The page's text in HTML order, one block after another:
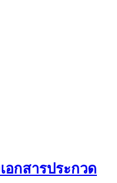
อกสารประกวด